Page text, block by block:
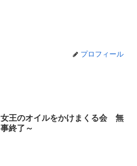
プロフィール
女王のオイルをかけまくる会 無
事終了～